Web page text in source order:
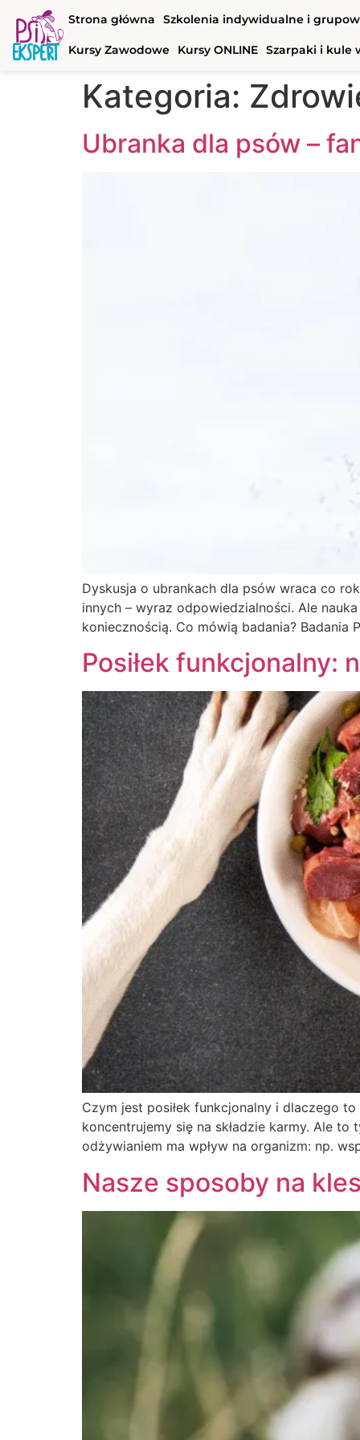
Strona główna Szkolenia indywidualne i
Kursy Zawodowe Kursy ONLINE Szarpaki i kule
Kategoria:
Ubranka dla psów –
Dyskusja o ubrankach dla psów wraca co
innych – wyraz odpowiedzialności. Ale
koniecznością. Co mówią badania?
Posiłek funkcjonalny:
Czym jest posiłek funkcjonalny i dlaczego
koncentrujemy się na składzie karmy. Ale
odżywianiem ma wpływ na organizm: np.
Nasze sposoby na